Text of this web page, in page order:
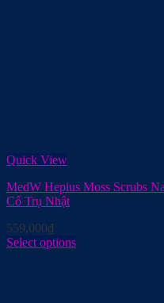
Quick View
MedW Hepius Moss Scrubs
Cổ Trụ Nhật
559,000₫
Select options